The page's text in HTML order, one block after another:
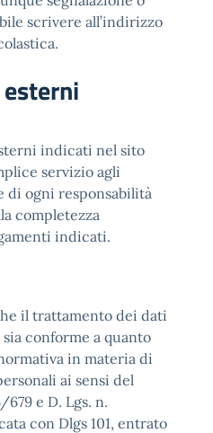
scrivere all’indirizzo
indicati nel sito
servizio agli
di ogni responsabilità
completezza
indicati.
il trattamento dei dati
conforme a quanto
in materia di
ai sensi del
679 e D. Lgs. n.
con Dlgs 101, entrato